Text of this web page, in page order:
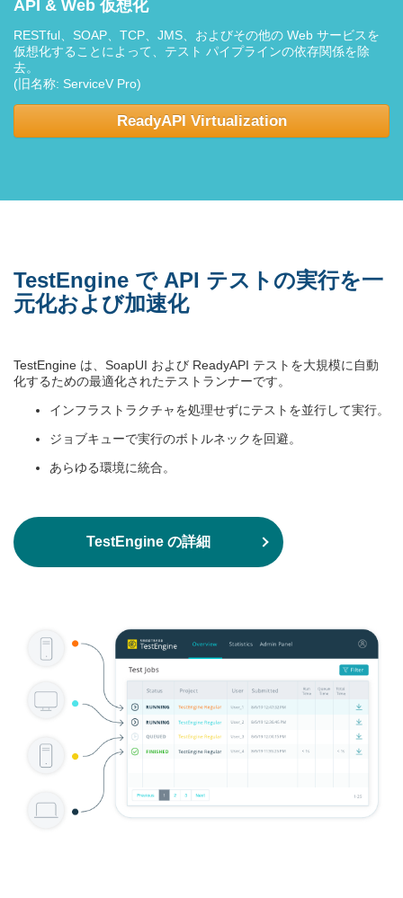
API & Web 仮想化
RESTful、SOAP、TCP、JMS、およびその他の Web サービスを
仮想化することによって、テスト パイプラインの依存関係を除
去。
(旧名称: ServiceV Pro)
ReadyAPI Virtualization
TestEngine で API テストの実行を一
元化および加速化
TestEngine は、SoapUI および ReadyAPI テストを大規模に自動
化するための最適化されたテストランナーです。
インフラストラクチャを処理せずにテストを並行して実行。
ジョブキューで実行のボトルネックを回避。
あらゆる環境に統合。
TestEngine の詳細